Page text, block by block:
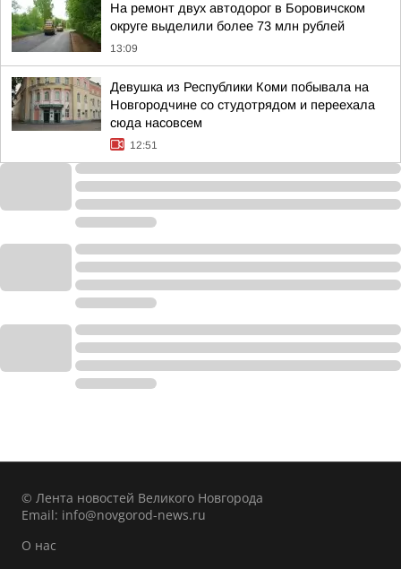
На ремонт двух автодорог в Боровичском
округе выделили более 73 млн рублей
13:09
Девушка из Республики Коми побывала на
Новгородчине со студотрядом и переехала
сюда насовсем
12:51
© Лента новостей Великого Новгорода
Email: info@novgorod-news.ru
О нас